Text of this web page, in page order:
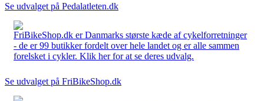
Se udvalget på Pedalatleten.dk
FriBikeShop.dk er Danmarks største kæde af cykelforretninger
- de er 99 butikker fordelt over hele landet og er alle sammen
forelsket i cykler. Klik her for at se deres udvalg.
Se udvalget på FriBikeShop.dk